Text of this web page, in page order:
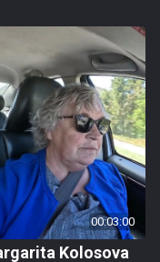
00:03:00
Kolosova